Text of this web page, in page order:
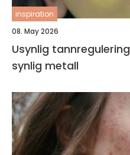
inspiration
08. May 2026
Usynlig tannregulering rette tenner uten
synlig metall